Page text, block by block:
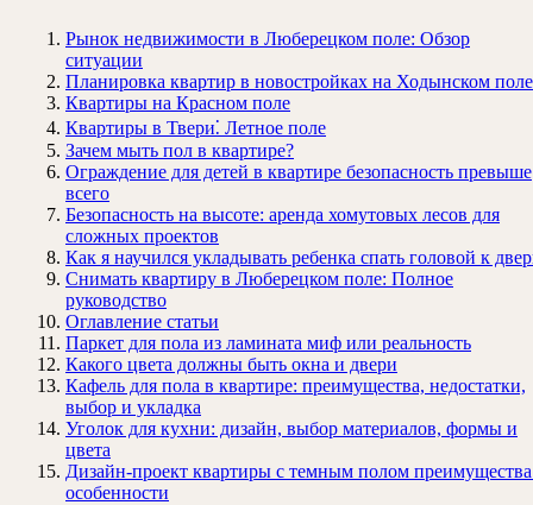
Рынок недвижимости в Люберецком поле: Обзор
ситуации
Планировка квартир в новостройках на Ходынском поле
Квартиры на Красном поле
Квартиры в Твери⁚ Летное поле
Зачем мыть пол в квартире?
Ограждение для детей в квартире безопасность превыше
всего
Безопасность на высоте: аренда хомутовых лесов для
сложных проектов
Как я научился укладывать ребенка спать головой к
Снимать квартиру в Люберецком поле: Полное
руководство
Оглавление статьи
Паркет для пола из ламината миф или реальность
Какого цвета должны быть окна и двери
Кафель для пола в квартире: преимущества, недостатки,
выбор и укладка
Уголок для кухни: дизайн, выбор материалов, формы и
цвета
Дизайн-проект квартиры с темным полом
особенности